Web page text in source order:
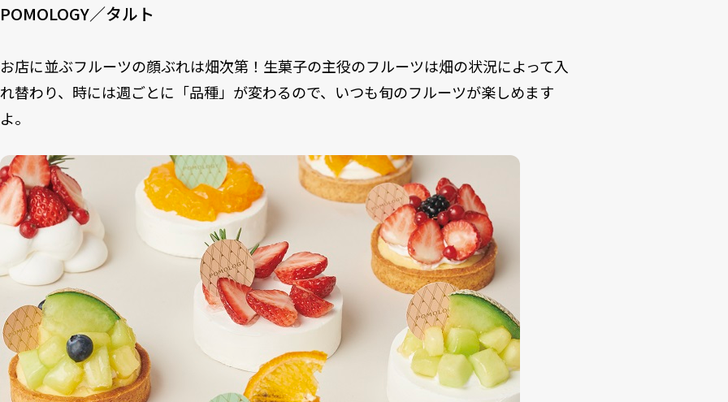
POMOLOGY／タルト
お店に並ぶフルーツの顔ぶれは畑次第！生菓子の主役のフルーツは畑の状況によって入
れ替わり、時には週ごとに「品種」が変わるので、いつも旬のフルーツが楽しめます
よ。